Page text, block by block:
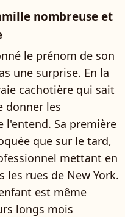
nombreuse et
le prénom de son
une surprise. En la
cachotière qui sait
donner les
Sa première
que sur le tard,
mettant en
les rues de New York.
est même
longs mois